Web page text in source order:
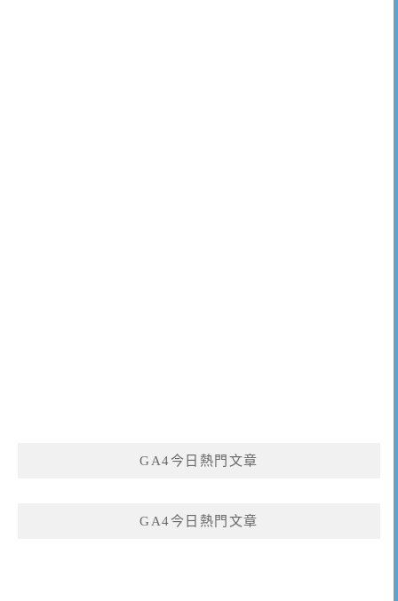
GA4今日熱門文章
GA4今日熱門文章